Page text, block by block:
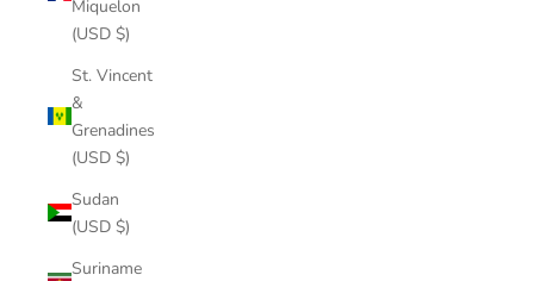
Miquelon
(USD $)
St. Vincent
&
Grenadines
(USD $)
Sudan
(USD $)
Suriname